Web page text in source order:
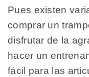
Pues existen
comprar un
disfrutar de la
hacer un
fácil para las